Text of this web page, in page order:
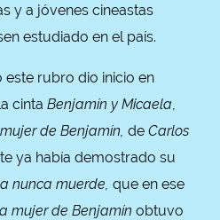
y a jóvenes cineastas
estudiado en el país.
rubro dio inicio en
cinta Benjamín y Micaela,
de Benjamín, de Carlos
ya había demostrado su
nunca muerde, que en ese
mujer de Benjamín obtuvo